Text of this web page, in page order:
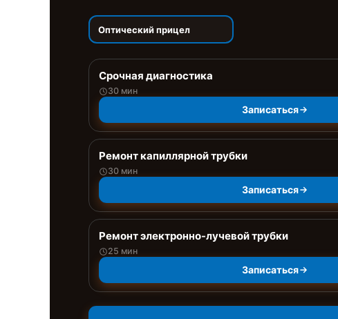
Оптический прицел
Срочная диагностика
30 мин
Записаться
Ремонт капиллярной трубки
30 мин
Записаться
Ремонт электронно-лучевой трубки
25 мин
Записаться